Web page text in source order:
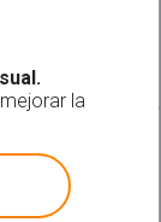
la